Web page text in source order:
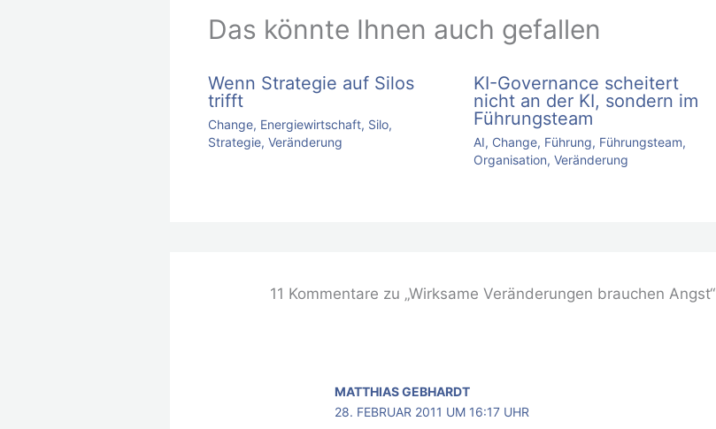
Das könnte Ihnen auch gefallen
Wenn Strategie auf Silos
trifft
Change, Energiewirtschaft, Silo,
Strategie, Veränderung
KI-Governance scheitert
nicht an der KI, sondern im
Führungsteam
AI, Change, Führung, Führungsteam,
Organisation, Veränderung
11 Kommentare zu „Wirksame Veränderungen brauchen Angst“
MATTHIAS GEBHARDT
28. FEBRUAR 2011 UM 16:17 UHR